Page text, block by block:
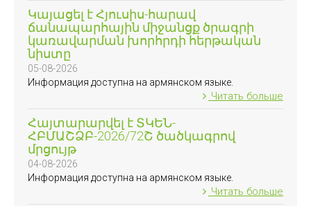
Կայացել է Հյուսիս-հարավ
ճանապարհային միջանցք ծրագրի
կառավարման խորհրդի հերթական
նիստը
05-08-2026
Информация доступна на армянском языке.
Читать больше
Հայտարարվել է ՏԿԵՆ-
ՀԲՄԱՇՁԲ-2026/72Շ ծածկագրով
մրցույթ
04-08-2026
Информация доступна на армянском языке.
Читать больше